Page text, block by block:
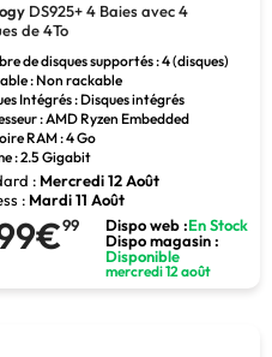
DS925+ 4 Baies avec 4
de 4To
de disques supportés : 4 (disques)
: Non rackable
Intégrés : Disques intégrés
: AMD Ryzen Embedded
RAM : 4 Go
: 2.5 Gigabit
: Mercredi 12 Août
: Mardi 11 Août
99 Dispo web :En Stock
Dispo magasin :
Disponible
mercredi 12 août